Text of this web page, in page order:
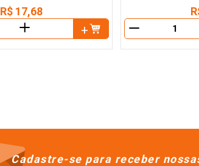
R$ 17,68
＋
Cadastre-se para receber